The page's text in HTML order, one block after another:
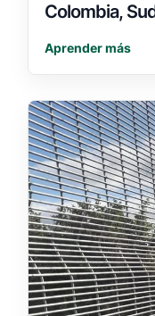
Colombia,
Aprender más